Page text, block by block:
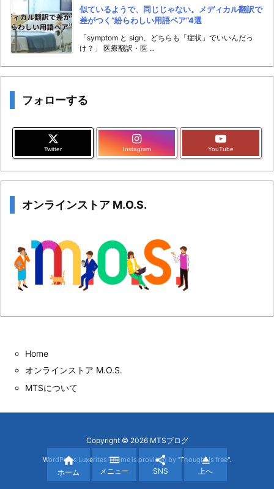
似ているようで、同じじゃない。メディカル翻訳で
差がつく“紛らわしい用語ペア”4選
「symptom と sign、どちらも「症状」でいいんだっ
け？」 医療翻訳・医 ...
フォローする
Twitter Instagram YouTube
オンラインストア M.O.S.
Home
オンラインストア M.O.S.
MTSについて
Copyright © 2026 MTSブログ
WordPress Luxeritas Theme is provided by "Thought is free".

ホーム

メニュー

SNS

上へ